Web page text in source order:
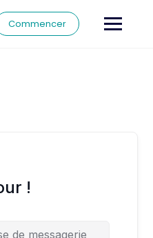
Commencer
!